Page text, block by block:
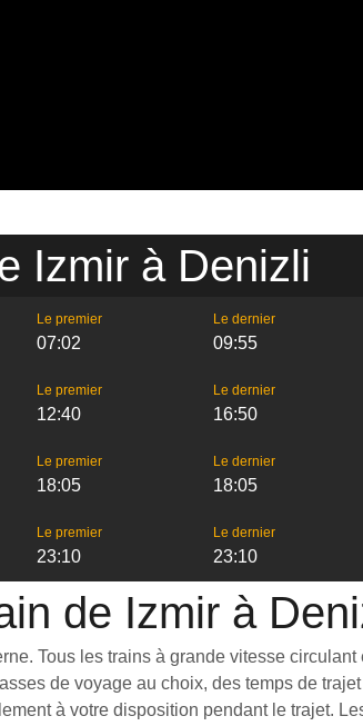
Izmir à Denizli
Le premier
07:02
Le dernier
09:55
Le premier
12:40
Le dernier
16:50
Le premier
18:05
Le dernier
18:05
Le premier
23:10
Le dernier
23:10
de Izmir à
Tous les trains à grande vitesse
de voyage au choix, des temps de
à votre disposition pendant le trajet.